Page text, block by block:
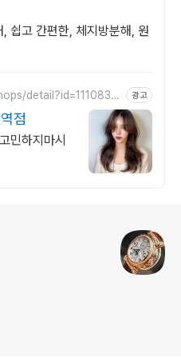
쉽고 간편한, 체지방분해, 원
detail?id=1110834
광고
점
민하지마시